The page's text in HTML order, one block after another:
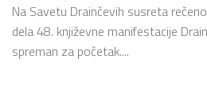
Na Savetu Drainčevih susreta
dela 48. književne manifestacije
spreman za početak....